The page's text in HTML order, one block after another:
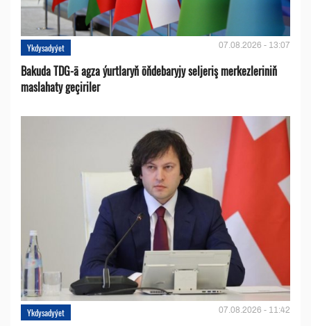
Ykdysadyýet 07.08.2026 - 13:07
Bakuda TDG-ä agza ýurtlaryň öňdebaryjy seljeriş merkezleriniň
maslahaty geçiriler
Ykdysadyýet 07.08.2026 - 11:42